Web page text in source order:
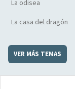
La odisea
La casa del dragón
VER MÁS TEMAS